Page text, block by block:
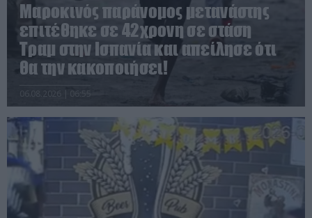
Μαροκινός παράνομος μετανάστης
επιτέθηκε σε 42χρονη σε στάση
Τραμ στην Ισπανία και απείλησε ότι
θα την κακοποιήσει!
06.08.2026 | 06:55